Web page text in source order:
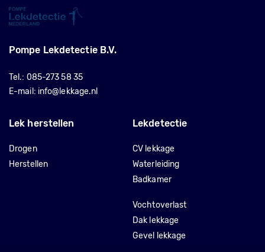
Pompe Lekdetectie B.V.
Tel.: 085-273 58 35
E-mail: info@lekkage.nl
Lekdetectie
CV lekkage
Waterleiding
Badkamer
Vochtoverlast
Dak lekkage
Gevel lekkage
Lek herstellen
Drogen
Herstellen